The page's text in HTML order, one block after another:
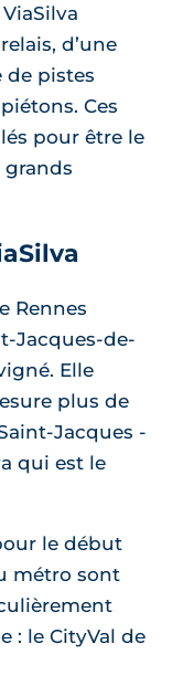
d’une
de pistes
Ces
pour être le
Rennes
Jacques-de-
Elle
plus de
Jacques -
qui est le
le début
métro sont
: le CityVal de